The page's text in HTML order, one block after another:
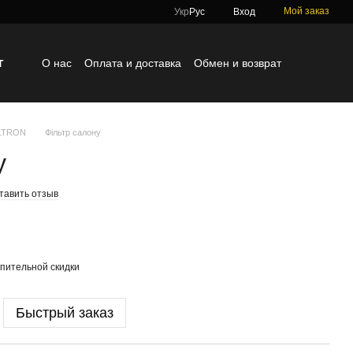
Укр Рус Вход Мой заказ
О нас Оплата и доставка
Обмен и возврат
Фільтр салону
отзыв
скидки
Быстрый заказ